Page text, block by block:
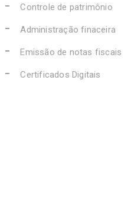
Controle de patrimônio
Administração finaceira
Emissão de notas fiscais
Certificados Digitais